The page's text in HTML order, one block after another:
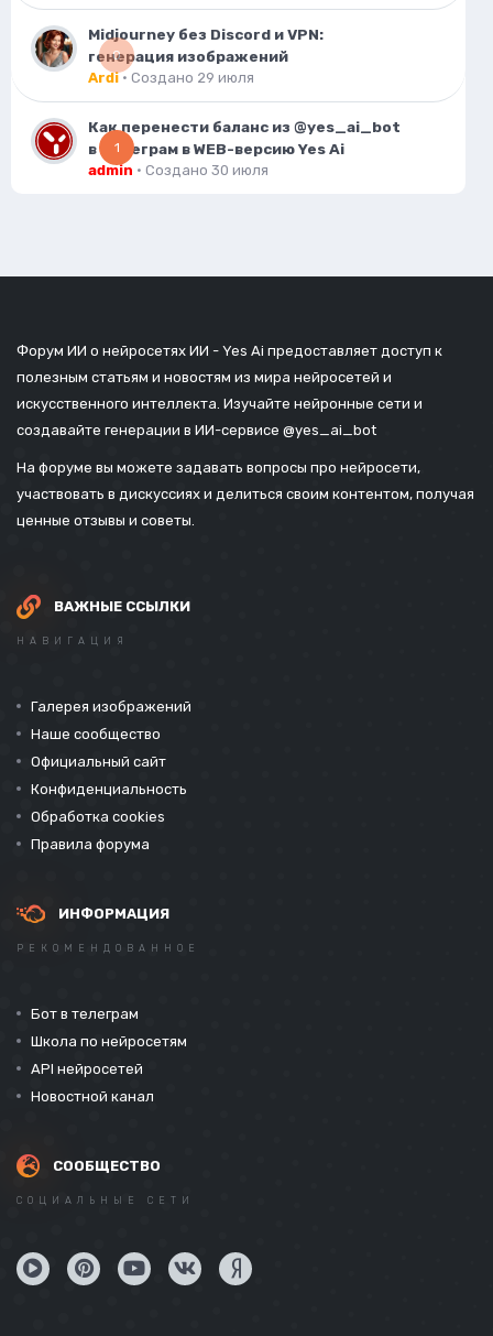
0
Midjourney без Discord и VPN:
генерация изображений
Ardi· Создано 29 июля
1
Как перенести баланс из @yes_ai_bot
в Телеграм в WEB-версию Yes Ai
admin · Создано 30 июля
Форум ИИ о нейросетях ИИ - Yes Ai предоставляет доступ к
полезным статьям и новостям из мира нейросетей и
искусственного интеллекта. Изучайте нейронные сети и
создавайте генерации в ИИ-сервисе @yes_ai_bot
На форуме вы можете задавать вопросы про нейросети,
участвовать в дискуссиях и делиться своим контентом, получая
ценные отзывы и советы.
ВАЖНЫЕ ССЫЛКИ
НАВИГАЦИЯ
Галерея изображений
Наше сообщество
Официальный сайт
Конфиденциальность
Обработка cookies
Правила форума
ИНФОРМАЦИЯ
РЕКОМЕНДОВАННОЕ
Бот в телеграм
Школа по нейросетям
API нейросетей
Новостной канал
СООБЩЕСТВО
СОЦИАЛЬНЫЕ СЕТИ